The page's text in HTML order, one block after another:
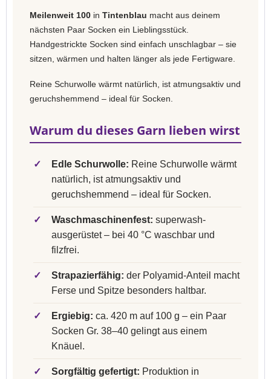
Meilenweit 100 in Tintenblau macht aus deinem
nächsten Paar Socken ein Lieblingsstück.
Handgestrickte Socken sind einfach unschlagbar – sie
sitzen, wärmen und halten länger als jede Fertigware.
Reine Schurwolle wärmt natürlich, ist atmungsaktiv und
geruchshemmend – ideal für Socken.
Warum du dieses Garn lieben wirst
✓ Edle Schurwolle: Reine Schurwolle wärmt
natürlich, ist atmungsaktiv und
geruchshemmend – ideal für Socken.
✓ Waschmaschinenfest: superwash-
ausgerüstet – bei 40 °C waschbar und
filzfrei.
✓ Strapazierfähig: der Polyamid-Anteil macht
Ferse und Spitze besonders haltbar.
✓ Ergiebig: ca. 420 m auf 100 g – ein Paar
Socken Gr. 38–40 gelingt aus einem
Knäuel.
✓ Sorgfältig gefertigt: Produktion in